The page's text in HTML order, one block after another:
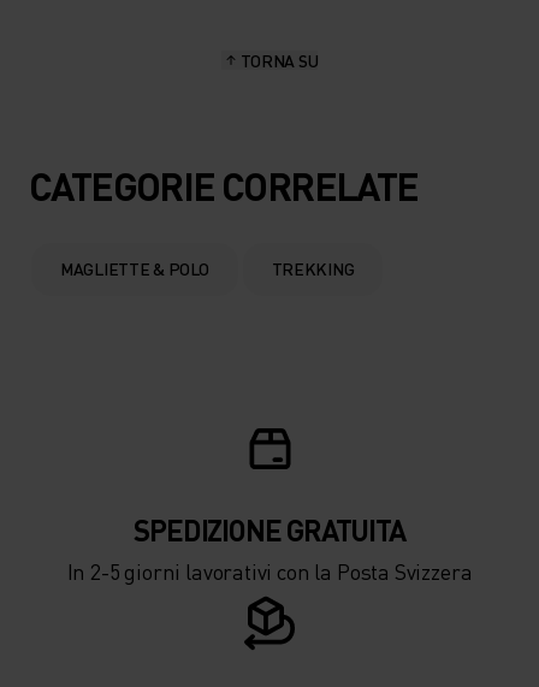
TORNA SU
CATEGORIE CORRELATE
MAGLIETTE & POLO TREKKING
SPEDIZIONE ​​​​​​GRATUITA
In 2-5 giorni lavorativi con la Posta Svizzera